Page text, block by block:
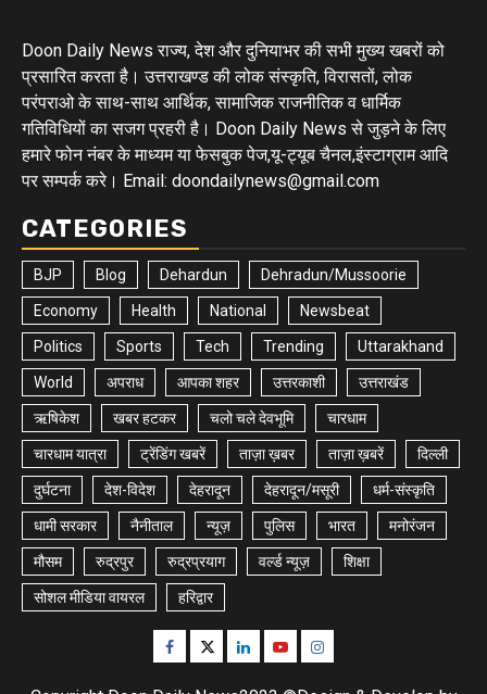
Doon Daily News राज्य, देश और दुनियाभर की सभी मुख्य खबरों को
प्रसारित करता है। उत्तराखण्ड की लोक संस्कृति, विरासतों, लोक
परंपराओ के साथ-साथ आर्थिक, सामाजिक राजनीतिक व धार्मिक
गतिविधियों का सजग प्रहरी है। Doon Daily News से जुड़ने के लिए
हमारे फोन नंबर के माध्यम या फेसबुक पेज,यू-ट्यूब चैनल,इंस्टाग्राम आदि
पर सम्पर्क करे। Email: doondailynews@gmail.com
CATEGORIES
BJP Blog Dehardun Dehradun/Mussoorie
Economy Health National Newsbeat
Politics Sports Tech Trending Uttarakhand
World अपराध आपका शहर उत्तरकाशी उत्तराखंड
ऋषिकेश खबर हटकर चलो चले देवभूमि चारधाम
चारधाम यात्रा ट्रेंडिंग खबरें ताज़ा ख़बर ताज़ा ख़बरें दिल्ली
दुर्घटना देश-विदेश देहरादून देहरादून/मसूरी धर्म-संस्कृति
धामी सरकार नैनीताल न्यूज़ पुलिस भारत मनोरंजन
मौसम रुद्रपुर रुद्रप्रयाग वर्ल्ड न्यूज़ शिक्षा
सोशल मीडिया वायरल हरिद्वार
Facebook
TwitterLinkedinYoutubeInstagram